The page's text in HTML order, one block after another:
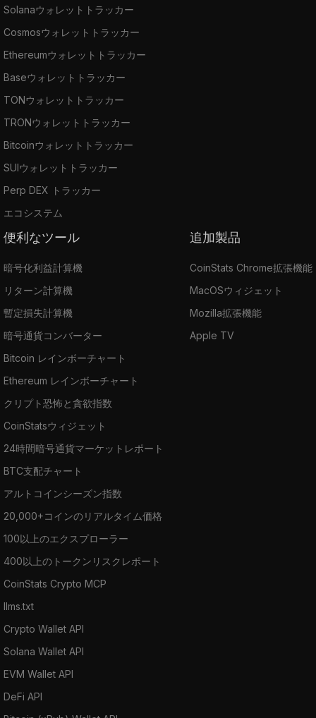
Solanaウォレットトラッカー
Cosmosウォレットトラッカー
Ethereumウォレットトラッカー
Baseウォレットトラッカー
TONウォレットトラッカー
TRONウォレットトラッカー
Bitcoinウォレットトラッカー
SUIウォレットトラッカー
Perp DEX トラッカー
エコシステム
便利なツール
暗号化利益計算機
リターン計算機
暫定損失計算機
暗号通貨コンバーター
Bitcoin レインボーチャート
Ethereum レインボーチャート
クリプト恐怖と貪欲指数
CoinStatsウィジェット
24時間暗号通貨マーケットレポート
BTC支配チャート
アルトコインシーズン指数
20,000+コインのリアルタイム価格
100以上のエクスプローラー
400以上のトークンリスクレポート
CoinStats Crypto MCP
llms.txt
Crypto Wallet API
Solana Wallet API
EVM Wallet API
DeFi API
追加製品
CoinStats Chrome拡張機能
MacOSウィジェット
Mozilla拡張機能
Apple TV